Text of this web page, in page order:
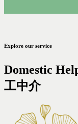
Explore our service
Domestic
工中介